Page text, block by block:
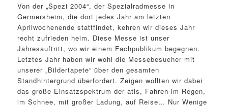
Von der „Spezi 2004“, der Spezialradmesse in
Germersheim, die dort jedes Jahr am letzten
Aprilwochenende stattfindet, kehren wir dieses Jahr
recht zufrieden heim. Diese Messe ist unser
Jahresauftritt, wo wir einem Fachpublikum begegnen.
Letztes Jahr haben wir wohl die Messebesucher mit
unserer „Bildertapete“ über den gesamten
Standhintergrund überfordert. Zeigen wollten wir dabei
das große Einsatzspektrum der atls, Fahren im Regen,
im Schnee, mit großer Ladung, auf Reise… Nur Wenige